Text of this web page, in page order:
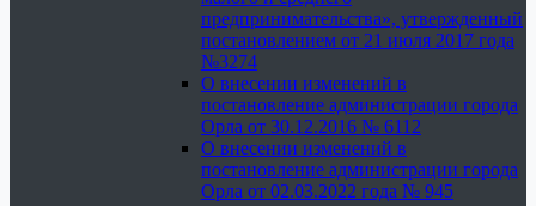
предпринимательства», утвержденный
постановлением от 21 июля 2017 года
№3274
О внесении изменений в
постановление администрации города
Орла от 30.12.2016 № 6112
О внесении изменений в
постановление администрации города
Орла от 02.03.2022 года № 945